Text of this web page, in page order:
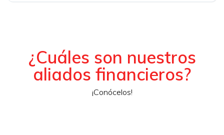
¿Cuáles son nuestros
aliados financieros?
¡Conócelos!